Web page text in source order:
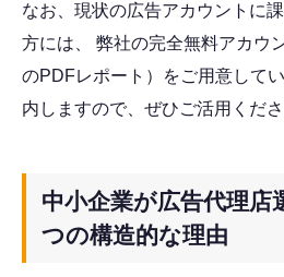
なお、現状の広告アカウントに
方には、 弊社の完全無料アカウ
のPDFレポート）をご用意して
内しますので、ぜひご活用くださ
中小企業が広告代理店
つの構造的な理由